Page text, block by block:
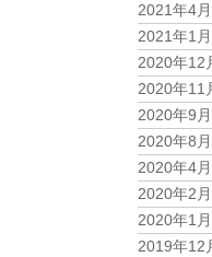
2021年4月
2021年1月
2020年12
2020年11
2020年9月
2020年8月
2020年4月
2020年2月
2020年1月
2019年12